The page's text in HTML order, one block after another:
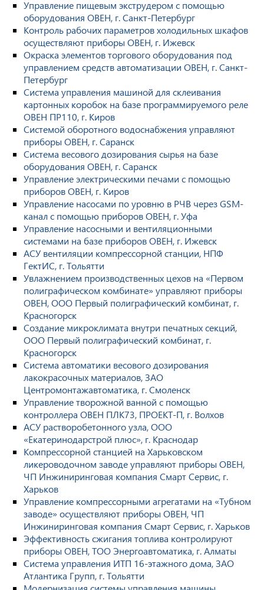
Управление пищевым экструдером с помощью
оборудования ОВЕН, г. Санкт-Петербург
Контроль рабочих параметров холодильных шкафов
осуществляют приборы ОВЕН, г. Ижевск
Окраска элементов торгового оборудования под
управлением средств автоматизации ОВЕН, г. Санкт-
Петербург
Система управления машиной для склеивания
картонных коробок на базе программируемого реле
ОВЕН ПР110, г. Киров
Системой оборотного водоснабжения управляют
приборы ОВЕН, г. Саранск
Система весового дозирования сырья на базе
оборудования ОВЕН, г. Саранск
Управление электрическими печами с помощью
приборов ОВЕН, г. Киров
Управление насосами по уровню в РЧВ через GSM-
канал с помощью приборов ОВЕН, г. Уфа
Управление насосными и вентиляционными
системами на базе приборов ОВЕН, г. Ижевск
АСУ вентиляции компрессорной станции, НПФ
ГектИС, г. Тольятти
Увлажнением производственных цехов на «Первом
полиграфическом комбинате» управляют приборы
ОВЕН, ООО Первый полиграфический комбинат, г.
Красногорск
Создание микроклимата внутри печатных секций,
ООО Первый полиграфический комбинат, г.
Красногорск
Система автоматики весового дозирования
лакокрасочных материалов, ЗАО
Центромонтажавтоматика, г. Смоленск
Управление творожной ванной с помощью
контроллера ОВЕН ПЛК73, ПРОЕКТ-П, г. Волхов
АСУ растворобетонного узла, ООО
«Екатеринодарстрой плюс», г. Краснодар
Компрессорной станцией на Харьковском
ликероводочном заводе управляют приборы ОВЕН,
ЧП Инжиниринговая компания Смарт Сервис, г.
Харьков
Управление компрессорными агрегатами на «Тубном
заводе» осуществляют приборы ОВЕН, ЧП
Инжиниринговая компания Смарт Сервис, г. Харьков
Эффективность сжигания топлива контролируют
приборы ОВЕН, ТОО Энергоавтоматика, г. Алматы
Система управления ИТП 16-этажного дома, ЗАО
Атлантика Групп, г. Тольятти